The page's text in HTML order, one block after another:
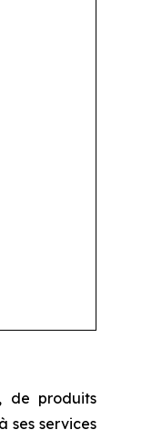
de produits
ses services